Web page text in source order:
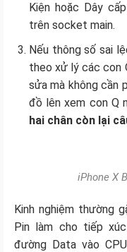
Kiện hoặc Dây
trên socket main.
Nếu thông số sai
theo xử lý các con
sửa mà không cần
đồ lên xem con Q
hai chân còn lại
iPhone X
Kinh nghiệm thường
Pin làm cho tiếp
đường Data vào